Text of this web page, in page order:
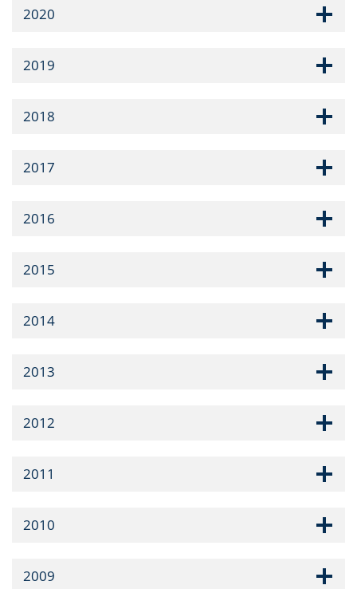
2020
2019
2018
2017
2016
2015
2014
2013
2012
2011
2010
2009